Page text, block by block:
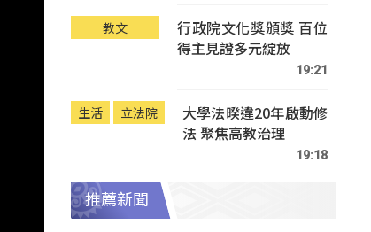
教文
行政院文化獎頒獎 百位
得主見證多元綻放
19:21
生活 立法院
大學法暌違20年啟動修
法 聚焦高教治理
19:18
推薦新聞